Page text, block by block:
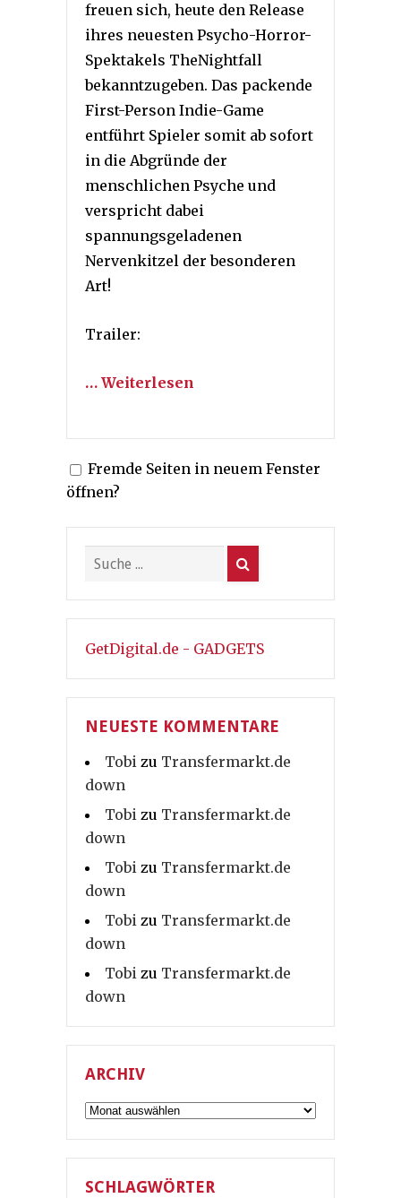
freuen sich, heute den Release
ihres neuesten Psycho-Horror-
Spektakels TheNightfall
bekanntzugeben. Das packende
First-Person Indie-Game
entführt Spieler somit ab sofort
in die Abgründe der
menschlichen Psyche und
verspricht dabei
spannungsgeladenen
Nervenkitzel der besonderen
Art!
Trailer:
… Weiterlesen
Fremde Seiten in neuem Fenster
öffnen?
GetDigital.de - GADGETS
NEUESTE KOMMENTARE
Tobi zu Transfermarkt.de
down
Tobi zu Transfermarkt.de
down
Tobi zu Transfermarkt.de
down
Tobi zu Transfermarkt.de
down
Tobi zu Transfermarkt.de
down
ARCHIV
Archiv
SCHLAGWÖRTER